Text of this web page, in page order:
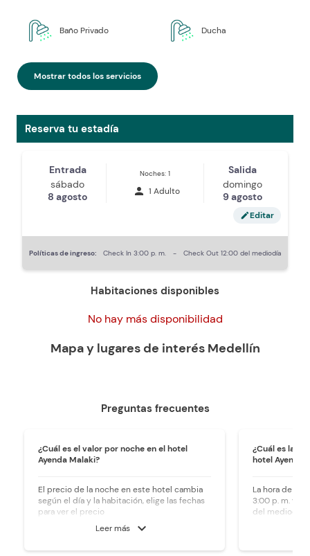
Baño Privado Ducha
Mostrar todos los servicios
Reserva tu estadía
Entrada
sábado
8 agosto
Noches: 1
person 1 Adulto
Salida
domingo
9 agosto
editEditar
Políticas de ingreso: Check In 3:00 p. m. - Check Out 12:00 del mediodía
Habitaciones disponibles
No hay más disponibilidad
Mapa y lugares de interés Medellín
Preguntas frecuentes
¿Cuál es el valor por noche en el hotel
Ayenda Malaki?
El precio de la noche en este hotel cambia
según el día y la habitación, elige las fechas
para ver el precio
Leer más
expand_more
¿Cuál es la
hotel Ayenda
La hora de
3:00 p. m. y la
del mediodía.